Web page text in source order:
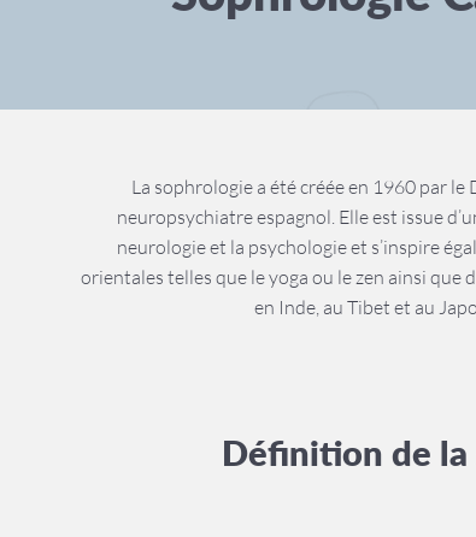
La sophrologie a été créée en 1960 par
neuropsychiatre espagnol. Elle est issue
neurologie et la psychologie et s’inspire
orientales telles que le yoga ou le zen ainsi que
en Inde, au Tibet et au
Définition de